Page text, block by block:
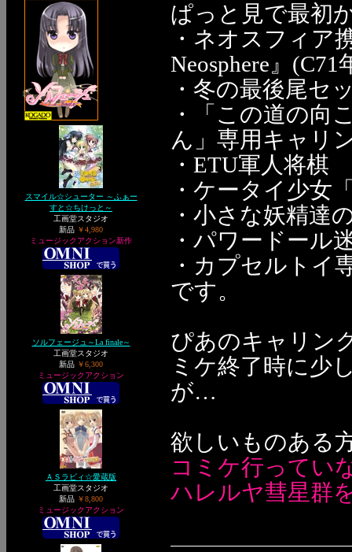
スマイル☆シューター ～ふぁー
すと☆ちけっと～
工画堂スタジオ
新品 ￥4,980
ミュージックアクション新作
ソルフェージュ～La finale～
工画堂スタジオ
新品 ￥6,300
ミュージックアクション
ＡＳラビィ☆愛蔵版
工画堂スタジオ
新品 ￥8,800
ミュージックアクション
ぱっと見で最初
・ネオスフィア
Neosphere』
・冬の最後尾セ
・「この道の向
ん」専用キャリ
・ETU軍人将棋
・ケータイ少女
・小さな妖精達
・パワードール
・カプセルトイ
です。
ぴあのキャリン
ミケ終了時に少
が…
欲しいものある
コミケ行ってい
ハレルヤ彗星群